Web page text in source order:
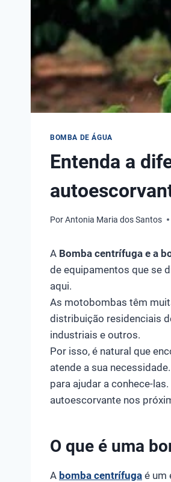
BOMBA DE ÁGUA
Entenda a
PorAntonia Maria dos Santos
A Bomba centrífuga e a
de equipamentos que se
aqui.
As motobombas têm
distribuição residenciais
industriais e outros.
Por isso, é natural que
atende a sua
para ajudar a conhece-
autoescorvante nos
O que é uma
A bomba centrífuga é um